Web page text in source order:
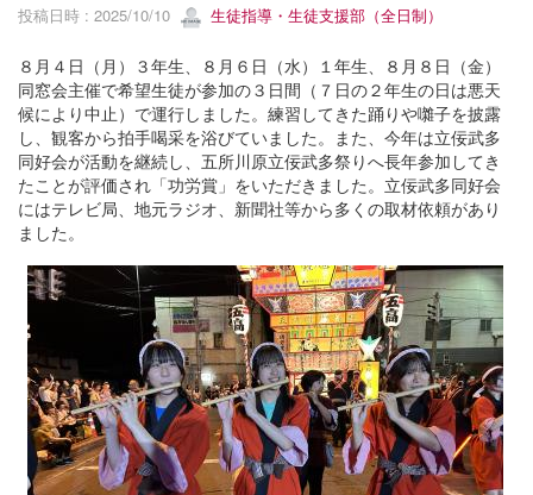
投稿日時 : 2025/10/10 生徒指導・生徒支援部（全日制）
８月４日（月）３年生、８月６日（水）１年生、８月８日（金）
同窓会主催で希望生徒が参加の３日間（７日の２年生の日は悪天
候により中止）で運行しました。練習してきた踊りや囃子を披露
し、観客から拍手喝采を浴びていました。また、今年は立佞武多
同好会が活動を継続し、五所川原立佞武多祭りへ長年参加してき
たことが評価され「功労賞」をいただきました。立佞武多同好会
にはテレビ局、地元ラジオ、新聞社等から多くの取材依頼があり
ました。